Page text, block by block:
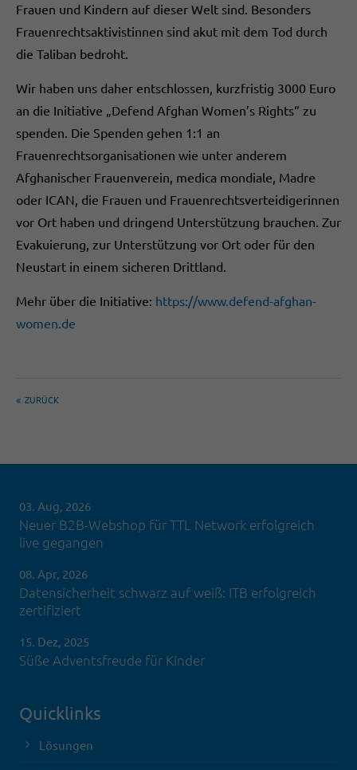
Frauen und Kindern auf dieser Welt sind. Besonders
Frauenrechtsaktivistinnen sind akut mit dem Tod durch
die Taliban bedroht.
Wir haben uns daher entschlossen, kurzfristig 3000 Euro
an die Initiative „Defend Afghan Women’s Rights“ zu
spenden. Die Spenden gehen 1:1 an
Frauenrechtsorganisationen wie unter anderem
Afghanischer Frauenverein, medica mondiale, Madre
oder ICAN, die Frauen und Frauenrechtsverteidigerinnen
vor Ort haben und dringend Unterstützung brauchen. Zur
Evakuierung, zur Unterstützung vor Ort oder für den
Neustart in einem sicheren Drittland.
Mehr über die Initiative: https://www.defend-afghan-
women.de
ZURÜCK
03. Aug, 2026
Neuer B2B-Webshop für TTL Network erfolgreich
live gegangen
08. Apr, 2026
Datensicherheit schwarz auf weiß: ITB erfolgreich
zertifiziert
15. Dez, 2025
Süße Adventsfreude für Kinder
Quicklinks
Lösungen